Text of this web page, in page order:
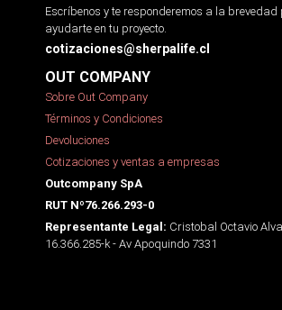
Escríbenos y te responderemos a la
ayudarte en tu proyecto.
cotizaciones@sherpalife.cl
OUT COMPANY
Sobre Out Company
Términos y Condiciones
Devoluciones
Cotizaciones y ventas a empresas
Outcompany SpA
RUT Nº76.266.293-0
Representante Legal: Cristobal Octavio
16.366.285-k - Av Apoquindo 7331